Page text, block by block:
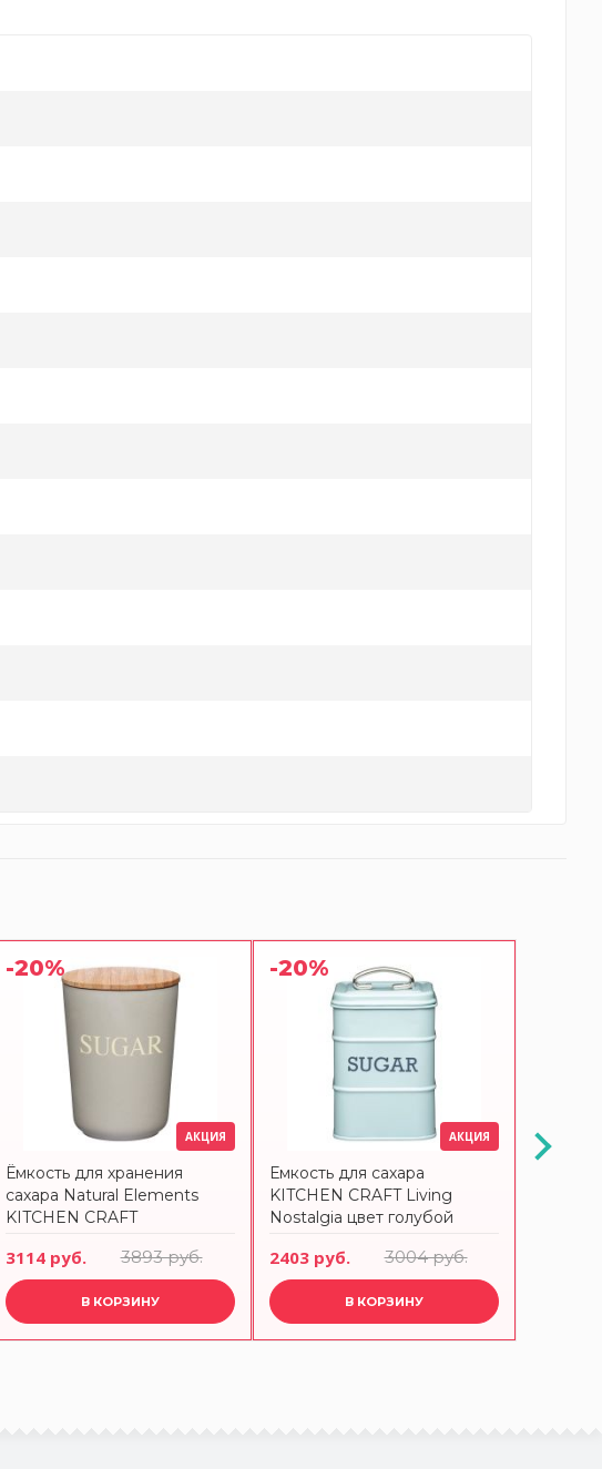
-20%
АКЦИЯ
Ёмкость для хранения
сахара Natural Elements
KITCHEN CRAFT
3114 руб. 3893 руб.
В КОРЗИНУ
-20%
АКЦИЯ
Емкость для сахара
KITCHEN CRAFT Living
Nostalgia цвет голубой
2403 руб. 3004 руб.
В КОРЗИНУ